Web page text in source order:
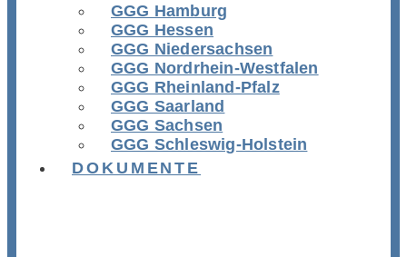
GGG Hamburg
GGG Hessen
GGG Niedersachsen
GGG Nordrhein-Westfalen
GGG Rheinland-Pfalz
GGG Saarland
GGG Sachsen
GGG Schleswig-Holstein
DOKUMENTE